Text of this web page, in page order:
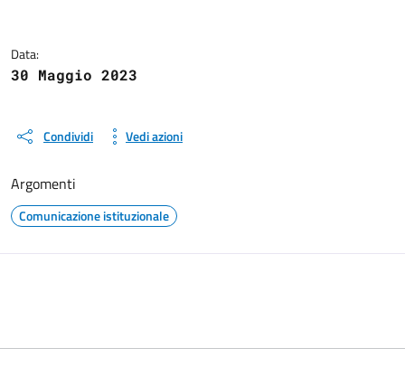
Data:
30 Maggio 2023
Condividi Vedi azioni
Argomenti
Comunicazione istituzionale